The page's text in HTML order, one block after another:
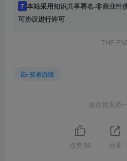
7 本站采用知识共享署名-非商业性
可协议进行许可
THE
安卓游戏
喜欢就支持
点赞 36 分享